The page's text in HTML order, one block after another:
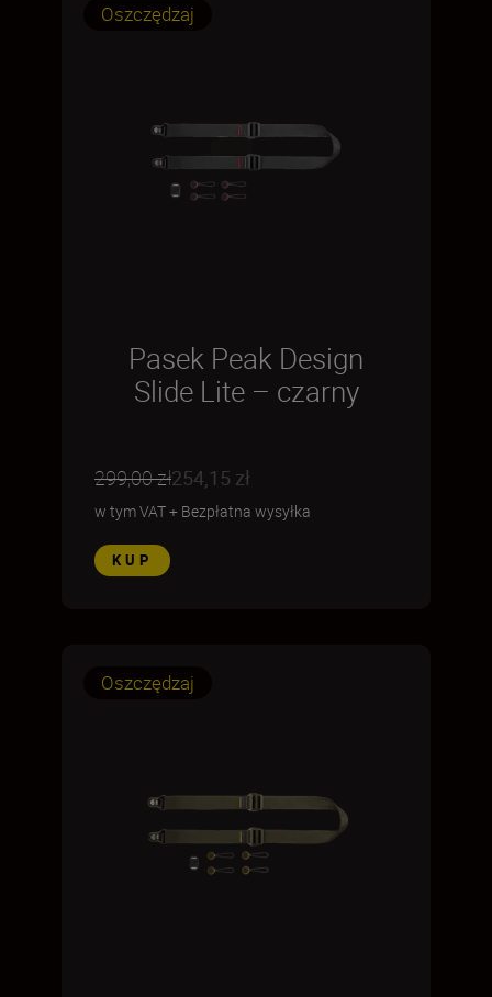
Oszczędzaj
Pasek Peak Design
Slide Lite – czarny
299,00 zł254,15 zł
w tym VAT+ Bezpłatna wysyłka
KUP
Oszczędzaj